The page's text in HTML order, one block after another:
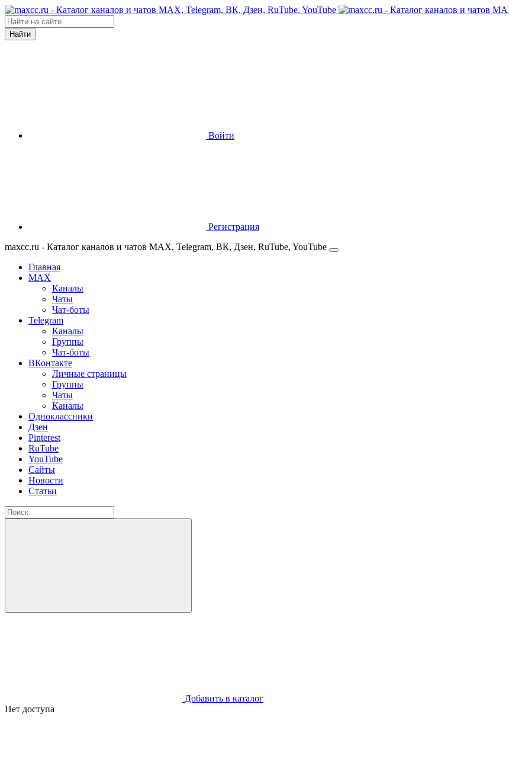
Найти
Войти
Регистрация
maxcc.ru - Каталог каналов и чатов MAX, Telegram, ВК, Дзен, RuTube, YouTube
Главная
MAX
Каналы
Чаты
Чат-боты
Telegram
Каналы
Группы
Чат-боты
ВКонтакте
Личные страницы
Группы
Чаты
Каналы
Одноклассники
Дзен
Pinterest
RuTube
YouTube
Сайты
Новости
Статьи
Добавить в каталог
Нет доступа